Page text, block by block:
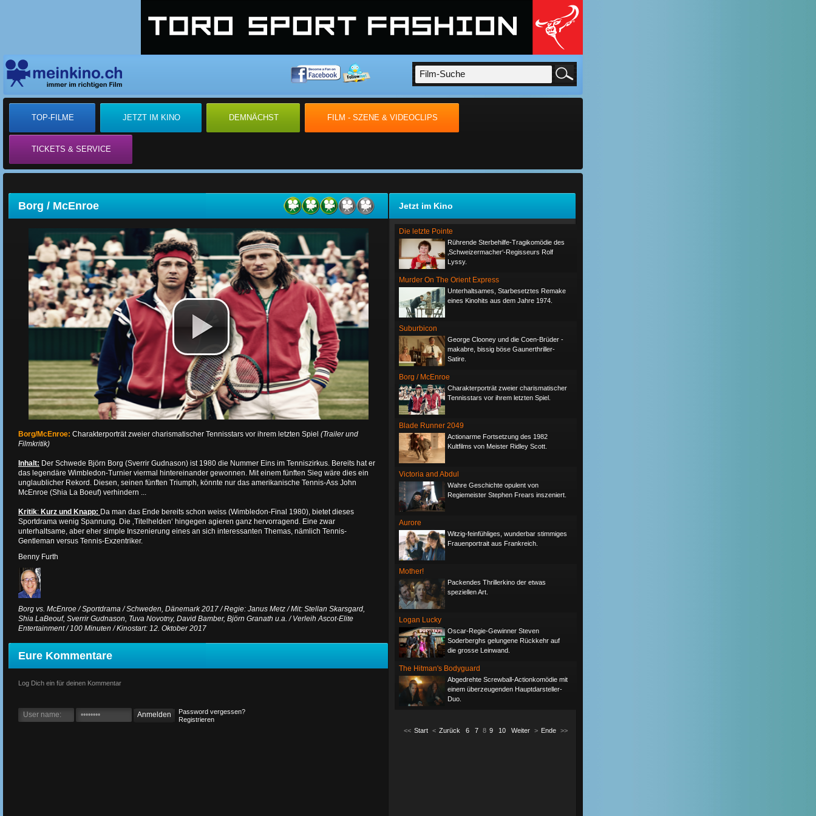
TOP-FILME JETZT IM KINO DEMNÄCHST FILM - SZENE & VIDEOCLIPS
TICKETS & SERVICE
Jetzt im Kino
Die letzte Pointe
Rührende Sterbehilfe-Tragikomödie des
‚Schweizermacher‘-Regisseurs Rolf
Lyssy.
Murder On The Orient Express
Unterhaltsames, Starbesetztes Remake
eines Kinohits aus dem Jahre 1974.
Suburbicon
George Clooney und die Coen-Brüder -
makabre, bissig böse Gaunerthriller-
Satire.
Borg / McEnroe
Charakterporträt zweier charismatischer
Tennisstars vor ihrem letzten Spiel.
Blade Runner 2049
Actionarme Fortsetzung des 1982
Kultfilms von Meister Ridley Scott.
Victoria and Abdul
Wahre Geschichte opulent von
Regiemeister Stephen Frears inszeniert.
Aurore
Witzig-feinfühliges, wunderbar stimmiges
Frauenportrait aus Frankreich.
Mother!
Packendes Thrillerkino der etwas
speziellen Art.
Logan Lucky
Oscar-Regie-Gewinner Steven
Soderberghs gelungene Rückkehr auf
die grosse Leinwand.
The Hitman's Bodyguard
Abgedrehte Screwball-Actionkomödie mit
einem überzeugenden Hauptdarsteller-
Duo.
<< Start < Zurück 6 7 8 9 10 Weiter > Ende >>
Borg / McEnroe
Borg/McEnroe: Charakterporträt zweier charismatischer Tennisstars vor ihrem letzten Spiel (Trailer und
Filmkritik)
Inhalt: Der Schwede Björn Borg (Sverrir Gudnason) ist 1980 die Nummer Eins im Tenniszirkus. Bereits hat er
das legendäre Wimbledon-Turnier viermal hintereinander gewonnen. Mit einem fünften Sieg wäre dies ein
unglaublicher Rekord. Diesen, seinen fünften Triumph, könnte nur das amerikanische Tennis-Ass John
McEnroe (Shia La Boeuf) verhindern ...
Kritik: Kurz und Knapp: Da man das Ende bereits schon weiss (Wimbledon-Final 1980), bietet dieses
Sportdrama wenig Spannung. Die ‚Titelhelden‘ hingegen agieren ganz hervorragend. Eine zwar
unterhaltsame, aber eher simple Inszenierung eines an sich interessanten Themas, nämlich Tennis-
Gentleman versus Tennis-Exzentriker.
Benny Furth
Borg vs. McEnroe / Sportdrama / Schweden, Dänemark 2017 / Regie: Janus Metz / Mit: Stellan Skarsgard,
Shia LaBeouf, Sverrir Gudnason, Tuva Novotny, David Bamber, Björn Granath u.a. / Verleih Ascot-Elite
Entertainment / 100 Minuten / Kinostart: 12. Oktober 2017
Eure Kommentare
Log Dich ein für deinen Kommentar
Password vergessen?
Registrieren